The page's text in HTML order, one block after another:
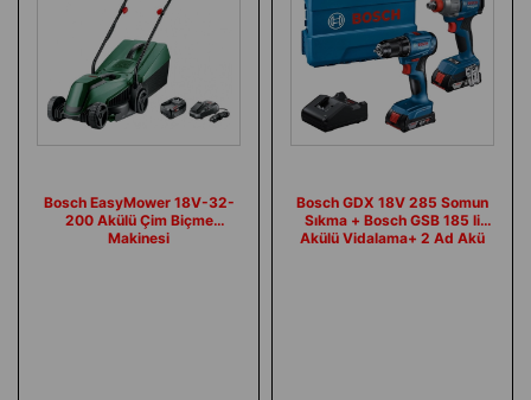
Bosch EasyMower 18V-32-
200 Akülü Çim Biçme
Makinesi
Bosch GDX 18V 285 Somun
Sıkma + Bosch GSB 185 li
Akülü Vidalama+ 2 Ad Akü